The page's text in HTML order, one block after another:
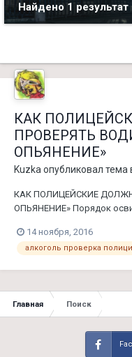
Найдено 1 результат
КАК
ПРОВЕРЯТЬ
ОПЬЯНЕНИЕ»
Kuzka опубликовал тема
КАК ПОЛИЦЕЙСКИЕ
ОПЬЯНЕНИЕ» Порядок
состояние алкогольного
обеспечения
14 ноября, 2016
алкоголь проверка
Главная Поиск